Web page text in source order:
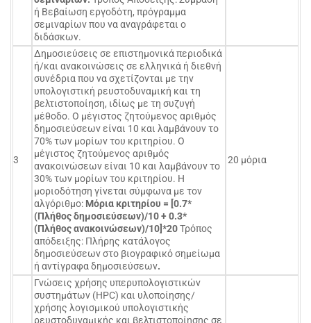
ή Βεβαίωση εργοδότη, πρόγραμμα
σεμιναρίων που να αναγράφεται ο
διδάσκων.
3
Δημοσιεύσεις σε επιστημονικά περιοδικά
ή/και ανακοινώσεις σε ελληνικά ή διεθνή
συνέδρια που να σχετίζονται με την
υπολογιστική ρευστοδυναμική και τη
βελτιστοποίηση, ιδίως με τη συζυγή
μέθοδο. Ο μέγιστος ζητούμενος αριθμός
δημοσιεύσεων είναι 10 και λαμβάνουν το
70% των μορίων του κριτηρίου. Ο
μέγιστος ζητούμενος αριθμός
ανακοινώσεων είναι 10 και λαμβάνουν το
30% των μορίων του κριτηρίου. Η
μοριοδότηση γίνεται σύμφωνα με τον
αλγόριθμο: Μόρια κριτηρίου = [0.7*
(Πλήθος δημοσιεύσεων)/10 + 0.3*
(Πλήθος ανακοινώσεων)/10]*20Τρόπος
απόδειξης: Πλήρης κατάλογος
δημοσιεύσεων στο βιογραφικό σημείωμα
ή αντίγραφα δημοσιεύσεων.
20 μόρια
Γνώσεις χρήσης υπερυπολογιστικών
συστημάτων (HPC) και υλοποίησης/
χρήσης λογισμικού υπολογιστικής
ρευστοδυναμικής και βελτιστοποίησης σε